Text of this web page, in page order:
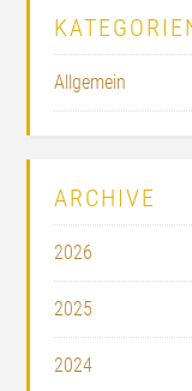
Allgemein
ARCHIVE
2026
2025
2024